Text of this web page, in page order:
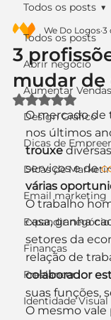
Todos os posts
Abrir negócio
Aumentar Vendas
Design Gráfico
Dicas de
Dicas de
Email marketing
Expandir negócio
Finanças
Freelancer
Identidade Visual
Todos os posts
3
mudar de
We Do Logos 3
Avaliado com
O mercado
nos últimos
trouxe
serviços e de
várias
O trabalho
casa, ganha
setores da
relação de
colaborador
suas funções,
O mesmo vale